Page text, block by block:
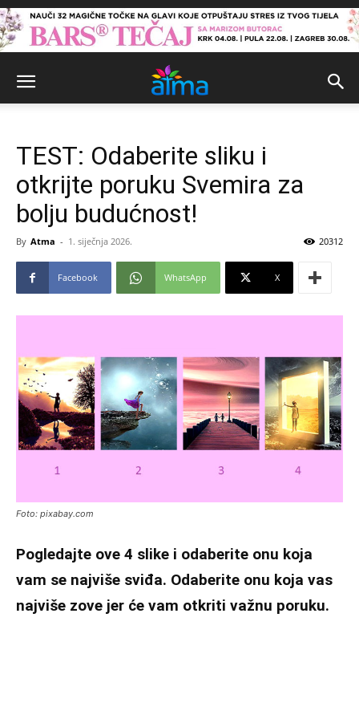
TEST: Odaberite sliku i
otkrijte poruku Svemira za
bolju budućnost!
By Atma - 1. siječnja 2026. 20312
Facebook WhatsApp X
Foto: pixabay.com
Pogledajte ove 4 slike i odaberite onu koja
vam se najviše sviđa. Odaberite onu koja vas
najviše zove jer će vam otkriti važnu poruku.